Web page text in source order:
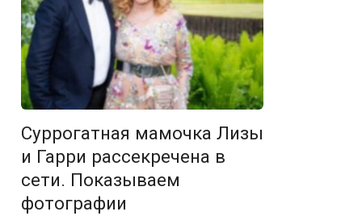
Суррогатная мамочка Лизы
и Гарри рассекречена в
сети. Показываем
фотографии